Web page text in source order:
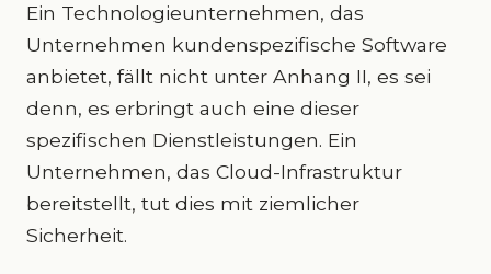
Ein Technologieunternehmen, das
Unternehmen kundenspezifische Software
anbietet, fällt nicht unter Anhang II, es sei
denn, es erbringt auch eine dieser
spezifischen Dienstleistungen. Ein
Unternehmen, das Cloud-Infrastruktur
bereitstellt, tut dies mit ziemlicher
Sicherheit.